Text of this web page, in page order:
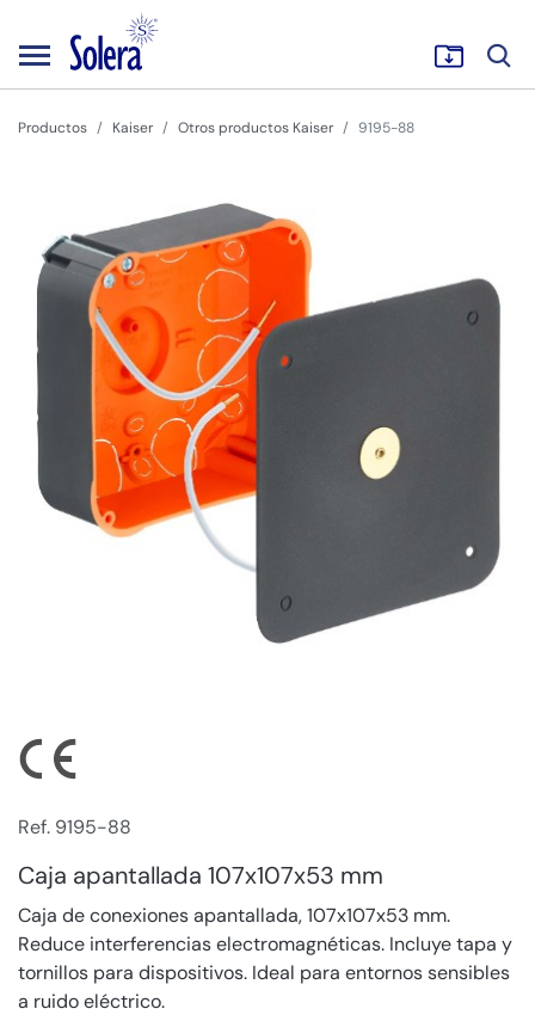
Productos Kaiser Otros productos Kaiser 9195-88
Ref. 9195-88
Caja apantallada 107x107x53 mm
Caja de conexiones apantallada, 107x107x53 mm.
Reduce interferencias electromagnéticas. Incluye tapa y
tornillos para dispositivos. Ideal para entornos sensibles
a ruido eléctrico.